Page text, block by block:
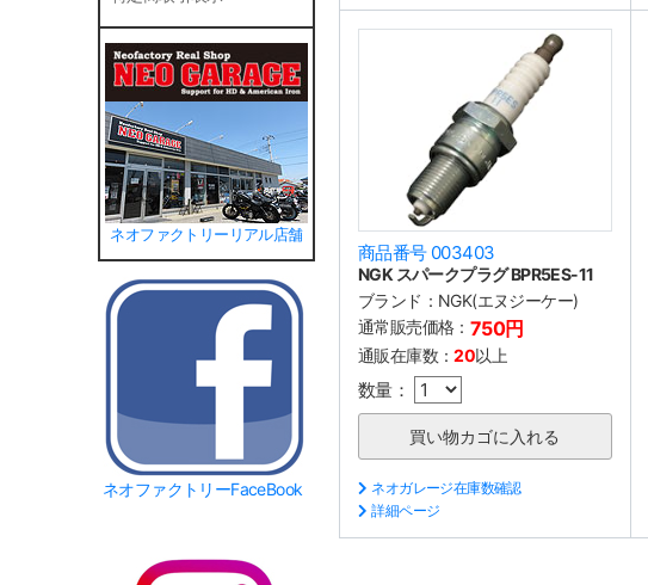
ネオファクトリーリアル店舗
ネオファクトリーFaceBook
商品番号 003403
NGK スパークプラグ BPR5ES-11
ブランド： NGK(エヌジーケー)
通常販売価格： 750円
通販在庫数：20以上
数量：
ネオガレージ在庫数確認
詳細ページ